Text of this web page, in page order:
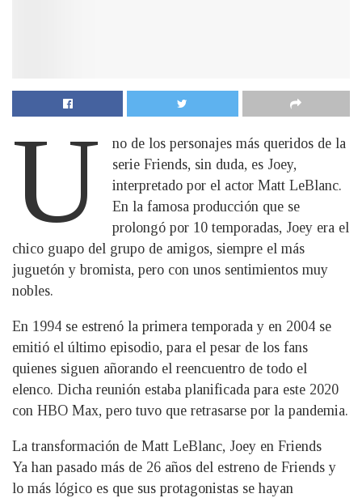
U
no de los personajes más queridos de la
serie Friends, sin duda, es Joey,
interpretado por el actor Matt LeBlanc.
En la famosa producción que se
prolongó por 10 temporadas, Joey era el
chico guapo del grupo de amigos, siempre el más
juguetón y bromista, pero con unos sentimientos muy
nobles.
En 1994 se estrenó la primera temporada y en 2004 se
emitió el último episodio, para el pesar de los fans
quienes siguen añorando el reencuentro de todo el
elenco. Dicha reunión estaba planificada para este 2020
con HBO Max, pero tuvo que retrasarse por la pandemia.
La transformación de Matt LeBlanc, Joey en Friends
Ya han pasado más de 26 años del estreno de Friends y
lo más lógico es que sus protagonistas se hayan